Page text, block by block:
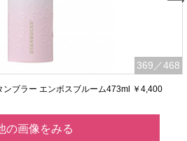
369 ／468
ブラー エンボスブルーム473ml ￥4,400
の画像をみる